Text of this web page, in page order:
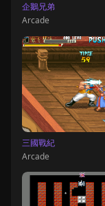
企鵝兄弟
Arcade
三國戰紀
Arcade